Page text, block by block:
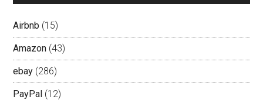
Airbnb (15)
Amazon (43)
ebay (286)
PayPal (12)